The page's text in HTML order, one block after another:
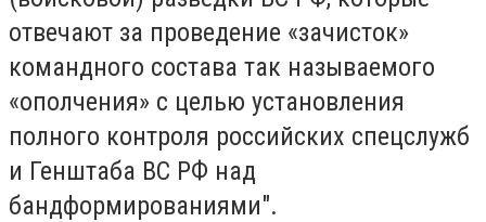
отвечают за проведение «зачисток»
командного состава так называемого
«ополчения» с целью установления
полного контроля российских спецслужб
и Генштаба ВС РФ над
бандформированиями".